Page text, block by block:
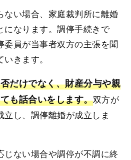
ない場合、家庭裁判所に離婚
になります。調停手続きで
委員が当事者双方の主張を聞
きます。
だけでなく、財産分与や親
も話合いをします。双方が
し、調停離婚が成立しま
じない場合や調停が不調に終